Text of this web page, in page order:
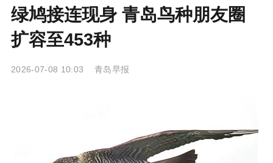
绿鸠接连现身 青岛鸟种朋友圈
扩容至453种
2026-07-08 10:03 青岛早报